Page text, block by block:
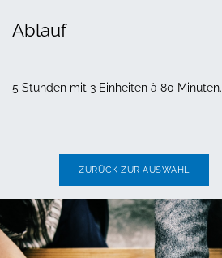
Ablauf
5 Stunden mit 3 Einheiten à 80 Minuten.
ZURÜCK ZUR AUSWAHL